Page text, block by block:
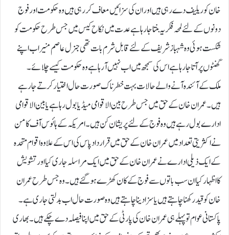
خان کو ریلیف دے رہی ہیں اور ان کی سزائیں معاف کررہی ہیں وہ حکومت اور فوج
دونوں کے لئے لمحہ فکریہ بنتا جارہا ہے عدت میں نکاح کیس میں جس طرح حکومت کو
شکست ہوئی وہ شہباز شریف کے لئے قابل شرم بات تھی جنرل عاصم منیر اب اپنے
گھنٹوں پر آتا جارہا ہے اس کی سمجھ میں اب نہیں آرہا ہے وہ حکومت کیسے چلائے۔
ملک کے آئندہ آنے والے حالات بہت خطرناک صورت حال اختیار کرتے جارہے
ہیں۔ عمران خان کے حق میں جس طرح بین الاقوامی میڈیا بول رہا ہے یا بین الاقوامی
ادارے بول رہے ہیں وہ فوج کے لئے پریشان کن ہیں۔ امریکہ کے ہائوس آف کامن
نے اکثریتی تعداد میں عمران خان کے حق میں قرارداد پاس کی اس کے علاوہ اقوام متحدہ
کے ایک ذیلی ادارے نے عمران خان کے حق میں ایک مراسلہ جاری کیا اور تشویش
کااظہار کیا ان سب باتوں سے فوج کے کان کھڑے ہو گئے ہیں۔وہ جس طرح عمران
خان کو قید رکھنا چاہتے ہیں یا سزا دینا چاہتے ہیں وہ صورت حال اب بدلتی جاری ہے۔
پاکستانی عوام تو پہلے ہی عمران خان کی پارٹی کے حق میں اپنا فیصلہ دے چکے ہیں۔ بھاری